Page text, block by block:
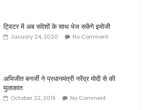
ट्विटर में अब संदेशों के साथ भेज सकेंगे इमोजी
January 24, 2020 No Comment
अभिजीत बनर्जी ने प्रधानमंत्री नरेंद्र मोदी से की
मुलाकात
October 22, 2019 No Comment